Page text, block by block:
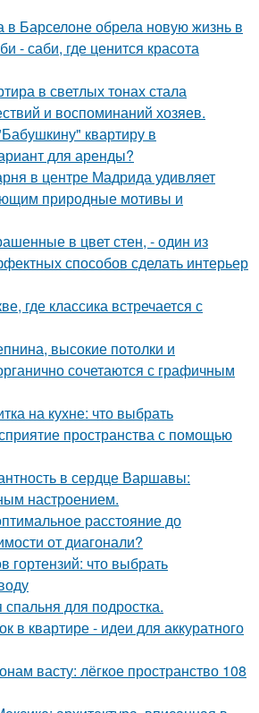
в Барселоне обрела новую жизнь в
- саби, где ценится красота
в светлых тонах стала
и воспоминаний хозяев.
квартиру в
для аренды?
в центре Мадрида удивляет
природные мотивы и
в цвет стен, - один из
способов сделать интерьер
где классика встречается с
высокие потолки и
сочетаются с графичным
на кухне: что выбрать
пространства с помощью
в сердце Варшавы:
настроением.
расстояние до
от диагонали?
гортензий: что выбрать
для подростка.
в квартире - идеи для аккуратного
васту: лёгкое пространство 108